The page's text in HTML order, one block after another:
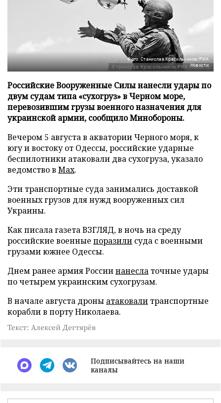
Фото: Станислав Красильников/РИА
Новости
Российские Вооруженные Силы нанесли удары по
двум судам типа «сухогруз» в Черном море,
перевозившим грузы военного назначения для
украинской армии, сообщило Минобороны.
Вечером 5 августа в акватории Черного моря, к
югу и востоку от Одессы, российские ударные
беспилотники атаковали два сухогруза, указало
ведомство в Max.
Эти транспортные суда занимались доставкой
военных грузов для нужд вооруженных сил
Украины.
Как писала газета ВЗГЛЯД, в ночь на среду
российские военные поразили суда с военными
грузами южнее Одессы.
Днем ранее армия Россиинанесла точные удары
по четырем украинским сухогрузам.
В начале августа дроны атаковали транспортные
корабли в порту Николаева.
Текст: Алексей Дегтярёв
Подписывайтесь на наши
каналы